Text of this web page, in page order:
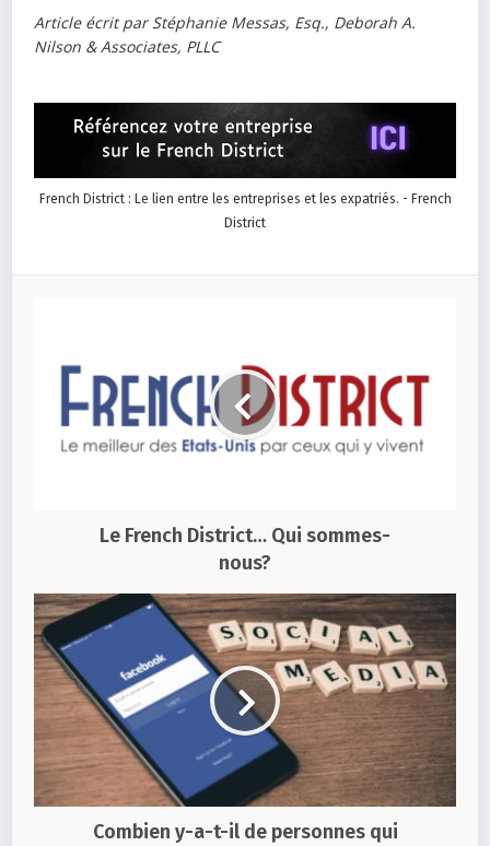
Article écrit par Stéphanie Messas, Esq., Deborah A.
Nilson & Associates, PLLC
French District : Le lien entre les entreprises et les expatriés. - French
District
Le French District… Qui sommes-
nous?
Combien y-a-t-il de personnes qui